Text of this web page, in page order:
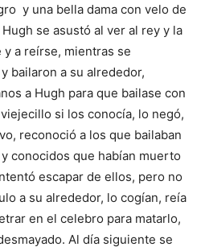
y una bella dama con velo de
se asustó al ver al rey y la
a reírse, mientras se
bailaron a su alrededor,
a Hugh para que bailase con
si los conocía, lo negó,
reconoció a los que bailaban
conocidos que habían muerto
escapar de ellos, pero no
a su alrededor, lo cogían, reía
en el celebro para matarlo,
Al día siguiente se